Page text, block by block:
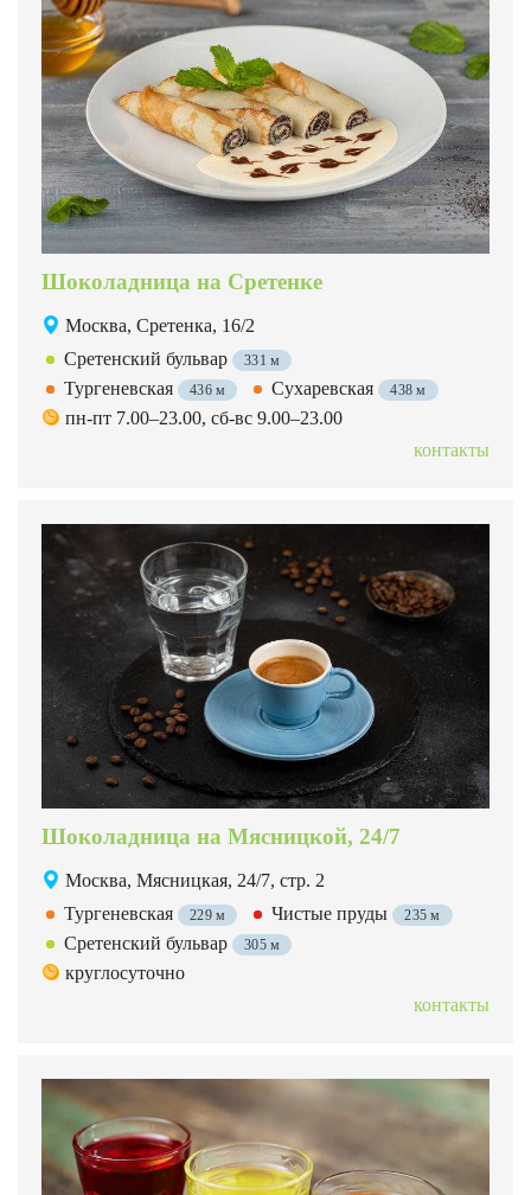
Шоколадница на Сретенке
Москва, Сретенка, 16/2
Сретенский бульвар
331 м
Тургеневская 436 м Сухаревская 438 м
пн-пт 7.00–23.00, сб-вс 9.00–23.00
контакты
Шоколадница на Мясницкой, 24/7
Москва, Мясницкая, 24/7, стр. 2
Тургеневская
229 м Чистые пруды 235 м
Сретенский бульвар 305 м
круглосуточно
контакты